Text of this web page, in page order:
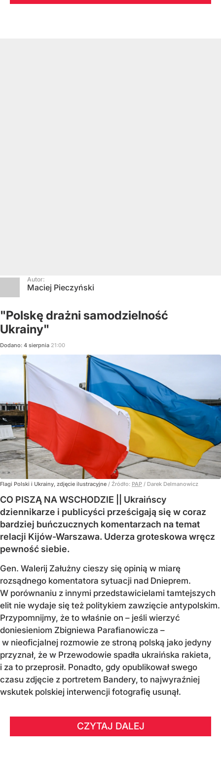
Autor:
Maciej Pieczyński
"Polskę drażni samodzielność
Ukrainy"
Dodano: 4 sierpnia 21:00
Flagi Polski i Ukrainy, zdjęcie ilustracyjne / Źródło: PAP / Darek Delmanowicz
CO PISZĄ NA WSCHODZIE || Ukraińscy
dziennikarze i publicyści prześcigają się w coraz
bardziej buńczucznych komentarzach na temat
relacji Kijów-Warszawa. Uderza groteskowa wręcz
pewność siebie.
Gen. Walerij Załużny cieszy się opinią w miarę
rozsądnego komentatora sytuacji nad Dnieprem.
W porównaniu z innymi przedstawicielami tamtejszych
elit nie wydaje się też politykiem zawzięcie antypolskim.
Przypomnijmy, że to właśnie on – jeśli wierzyć
doniesieniom Zbigniewa Parafianowicza –
w nieoficjalnej rozmowie ze stroną polską jako jedyny
przyznał, że w Przewodowie spadła ukraińska rakieta,
i za to przeprosił. Ponadto, gdy opublikował swego
czasu zdjęcie z portretem Bandery, to najwyraźniej
wskutek polskiej interwencji fotografię usunął.
CZYTAJ DALEJ